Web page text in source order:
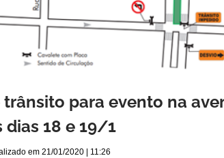
para evento na
18 e 19/1
em 21/01/2020 | 11:26